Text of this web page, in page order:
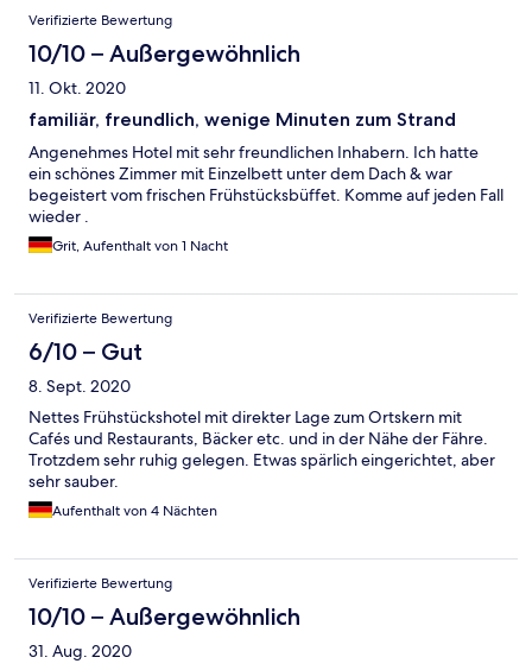
Verifizierte Bewertung
10/10 – Außergewöhnlich
11. Okt. 2020
familiär, freundlich, wenige Minuten zum Strand
Angenehmes Hotel mit sehr freundlichen Inhabern. Ich hatte
ein schönes Zimmer mit Einzelbett unter dem Dach & war
begeistert vom frischen Frühstücksbüffet. Komme auf jeden Fall
wieder .
Grit, Aufenthalt von 1 Nacht
Verifizierte Bewertung
6/10 – Gut
8. Sept. 2020
Nettes Frühstückshotel mit direkter Lage zum Ortskern mit
Cafés und Restaurants, Bäcker etc. und in der Nähe der Fähre.
Trotzdem sehr ruhig gelegen. Etwas spärlich eingerichtet, aber
sehr sauber.
Aufenthalt von 4 Nächten
Verifizierte Bewertung
10/10 – Außergewöhnlich
31. Aug. 2020